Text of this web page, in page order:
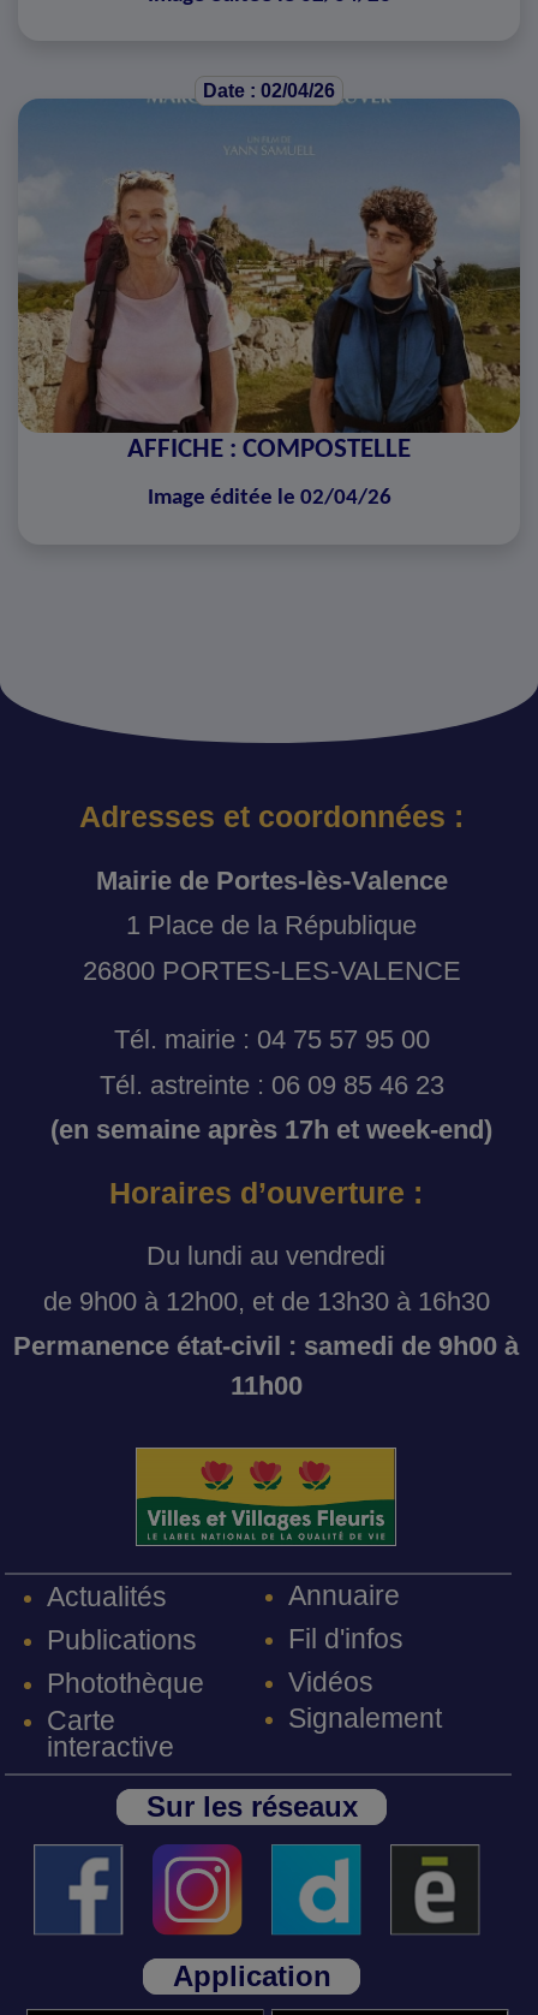
Date : 02/04/26
AFFICHE : COMPOSTELLE
Image éditée le 02/04/26
Adresses et coordonnées :
Mairie de Portes-lès-Valence
1 Place de la République
26800 PORTES-LES-VALENCE
Tél. mairie : 04 75 57 95 00
Tél. astreinte : 06 09 85 46 23
(en semaine après 17h et week-end)
Horaires d’ouverture :
Du lundi au vendredi
de 9h00 à 12h00, et de 13h30 à 16h30
Permanence état-civil : samedi de 9h00 à
11h00
Actualités
Publications
Photothèque
Carte
interactive
Annuaire
Fil d'infos
Vidéos
Signalement
Sur les réseaux
Application